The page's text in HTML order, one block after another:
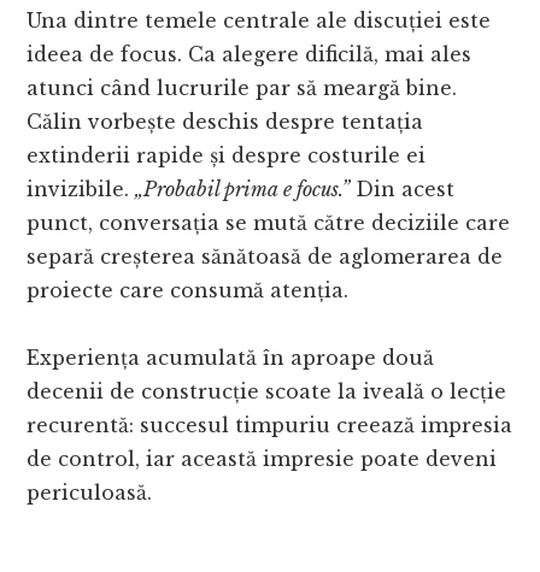
Una dintre temele centrale ale discuției este
ideea de focus. Ca alegere dificilă, mai ales
atunci când lucrurile par să meargă bine.
Călin vorbește deschis despre tentația
extinderii rapide și despre costurile ei
invizibile.„Probabil prima e focus.”Din acest
punct, conversația se mută către deciziile care
separă creșterea sănătoasă de aglomerarea de
proiecte care consumă atenția.
Experiența acumulată în aproape două
decenii de construcție scoate la iveală o lecție
recurentă: succesul timpuriu creează impresia
de control, iar această impresie poate deveni
periculoasă.